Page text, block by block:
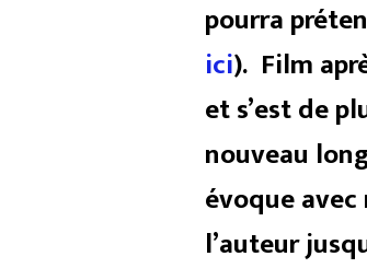
pourra
ici). Film
et s’est de
nouveau
évoque
l’auteur